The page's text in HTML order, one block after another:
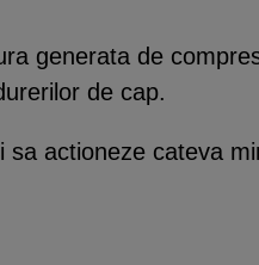
generata de
de cap.
actioneze cateva